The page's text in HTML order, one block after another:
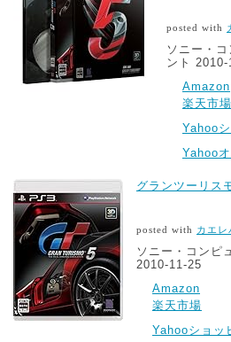
posted with
ソニー・
ント 2010-
Amazon
楽天市場
Yahoo
Yahoo
グランツーリス
posted with カエレ
ソニー・コンピ
2010-11-25
Amazon
楽天市場
Yahooショッ